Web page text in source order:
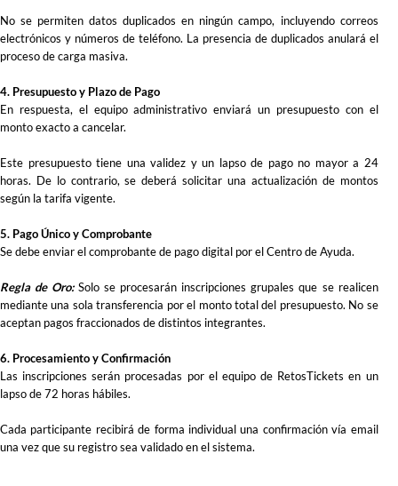
No se permiten datos duplicados en ningún campo, incluyendo correos
electrónicos y números de teléfono. La presencia de duplicados anulará el
proceso de carga masiva.
4. Presupuesto y Plazo de Pago
En respuesta, el equipo administrativo enviará un presupuesto con el
monto exacto a cancelar.
Este presupuesto tiene una validez y un lapso de pago no mayor a 24
horas. De lo contrario, se deberá solicitar una actualización de montos
según la tarifa vigente.
5. Pago Único y Comprobante
Se debe enviar el comprobante de pago digital por el Centro de Ayuda.
Regla de Oro:Solo se procesarán inscripciones grupales que se realicen
mediante una sola transferencia por el monto total del presupuesto. No se
aceptan pagos fraccionados de distintos integrantes.
6. Procesamiento y Confirmación
Las inscripciones serán procesadas por el equipo de RetosTickets en un
lapso de 72 horas hábiles.
Cada participante recibirá de forma individual una confirmación vía email
una vez que su registro sea validado en el sistema.